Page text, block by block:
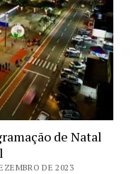
de Natal
DE 2023